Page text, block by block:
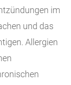
im
und das
Allergien